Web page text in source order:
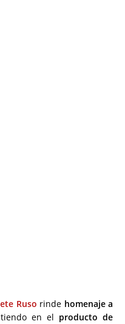
Ruso rinde homenaje a
en el producto de